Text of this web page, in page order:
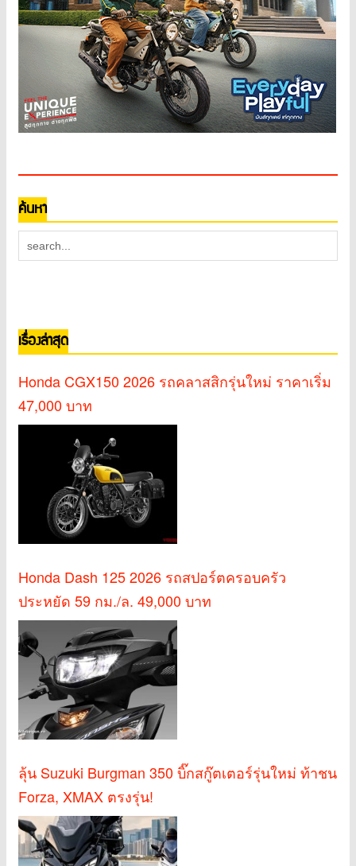
ค้นหา
เรื่องล่าสุด
Honda CGX150 2026 รถคลาสสิกรุ่นใหม่ ราคาเริ่ม
47,000 บาท
Honda Dash 125 2026 รถสปอร์ตครอบครัว
ประหยัด 59 กม./ล. 49,000 บาท
ลุ้น Suzuki Burgman 350 บิ๊กสกู๊ตเตอร์รุ่นใหม่ ท้าชน
Forza, XMAX ตรงรุ่น!